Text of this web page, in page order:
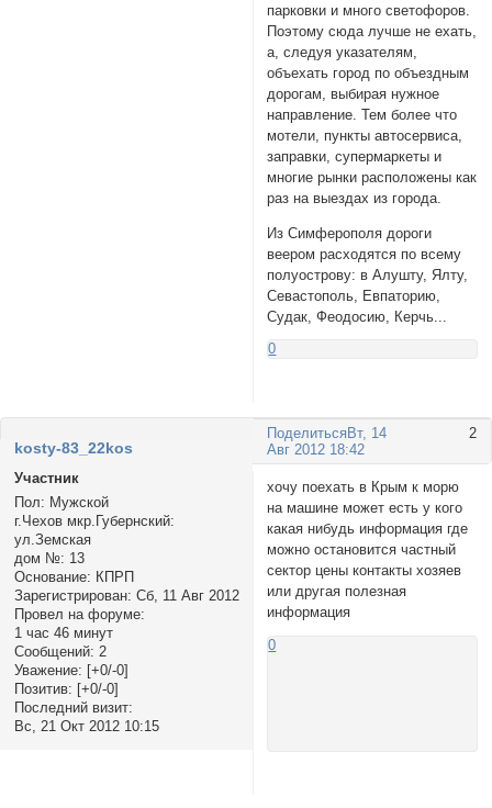
парковки и много светофоров.
Поэтому сюда лучше не ехать,
а, следуя указателям,
объехать город по объездным
дорогам, выбирая нужное
направление. Тем более что
мотели, пункты автосервиса,
заправки, супермаркеты и
многие рынки расположены как
раз на выездах из города.
Из Симферополя дороги
веером расходятся по всему
полуострову: в Алушту, Ялту,
Севастополь, Евпаторию,
Судак, Феодосию, Керчь...
0
Поделиться 2
Вт, 14
Авг 2012 18:42
kosty-83_22kos
Участник
Пол: Мужской
г.Чехов мкр.Губернский:
ул.Земская
дом №: 13
Основание: КПРП
Зарегистрирован: Сб, 11 Авг 2012
Провел на форуме:
1 час 46 минут
Сообщений: 2
Уважение: [+0/-0]
Позитив: [+0/-0]
Последний визит:
Вс, 21 Окт 2012 10:15
хочу поехать в Крым к морю
на машине может есть у кого
какая нибудь информация где
можно остановится частный
сектор цены контакты хозяев
или другая полезная
информация
0